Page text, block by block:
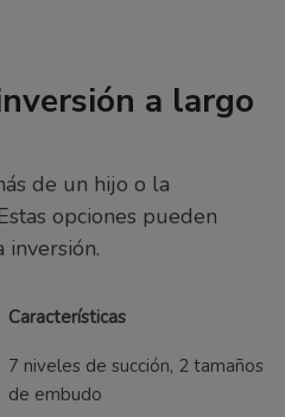
a largo
de un hijo o la
opciones pueden
Características
7 niveles de succión, 2 tamaños
de embudo